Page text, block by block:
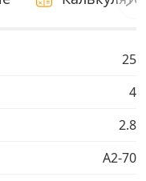
25
4
2.8
A2-70